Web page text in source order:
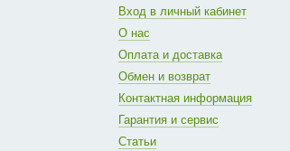
Вход в личный кабинет
О нас
Оплата и доставка
Обмен и возврат
Контактная информация
Гарантия и сервис
Статьи